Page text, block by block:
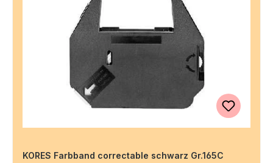
KORES Farbband correctable schwarz Gr.165C